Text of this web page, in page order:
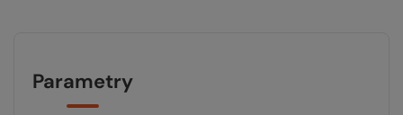
Parametry